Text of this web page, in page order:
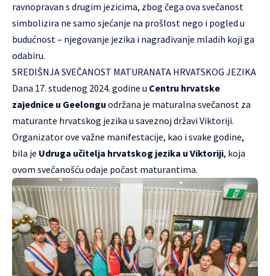
ravnopravan s drugim jezicima, zbog čega ova svečanost
simbolizira ne samo sjećanje na prošlost nego i pogled u
budućnost – njegovanje jezika i nagrađivanje mladih koji ga
odabiru.
SREDIŠNJA SVEČANOST MATURANATA HRVATSKOG JEZIKA
Dana 17. studenog 2024. godine u Centru hrvatske
zajednice u Geelongu održana je maturalna svečanost za
maturante hrvatskog jezika u saveznoj državi Viktoriji.
Organizator ove važne manifestacije, kao i svake godine,
bila je Udruga učitelja hrvatskog jezika u Viktoriji, koja
ovom svečanošću odaje počast maturantima.